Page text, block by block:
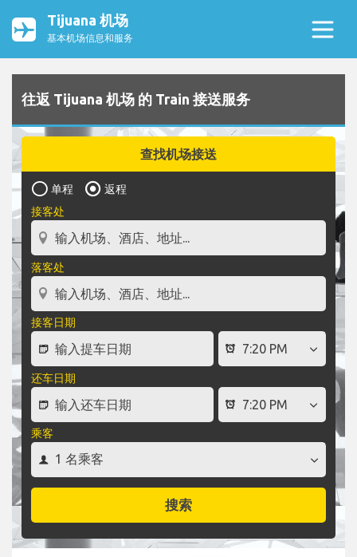
Tijuana 机场
基本机场信息和服务
往返 Tijuana 机场 的 Train 接送服务
查找机场接送
单程
返程
接客处
落客处
接客日期
还车日期
乘客
搜索